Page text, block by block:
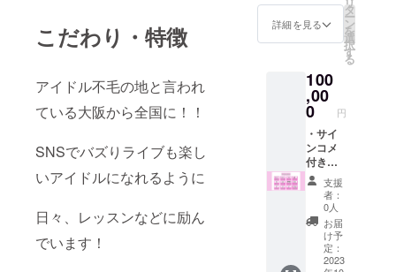
こだわり・特徴
アイドル不毛の地と言われ
ている大阪から全国に！！
SNSでバズりライブも楽し
いアイドルになれるように
日々、レッスンなどに励ん
でいます！
しま
す。）
の物販
時、優
先的に
参加で
きる券
です。
・推し
の手書
きメッ
セージ
付きラ
イブチ
ケット
※10月6
相当) ※
今後の
どのラ
イブ・
ンバー
にもお
使いい
ただけ
ます。
・デ
ビュー
ライブ
当日物
販優先
券 ※デ
ビュー
ライブ
物販時
詳細を見る
タ
ー
ン
を
選
択
す
る
100
,00
0 円
・サイ
ンコメ
付き
チェキ
券20枚
（4万円
相当）
・サイ
ン無し
チェキ
支援
者：
0人
お届
け予
定：
2023